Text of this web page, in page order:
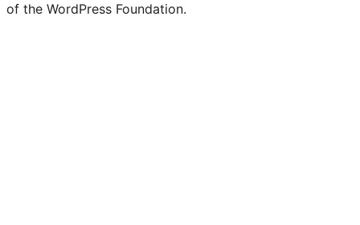
of the WordPress Foundation.